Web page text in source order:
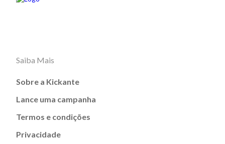
Saiba Mais
Sobre a Kickante
Lance uma campanha
Termos e condições
Privacidade